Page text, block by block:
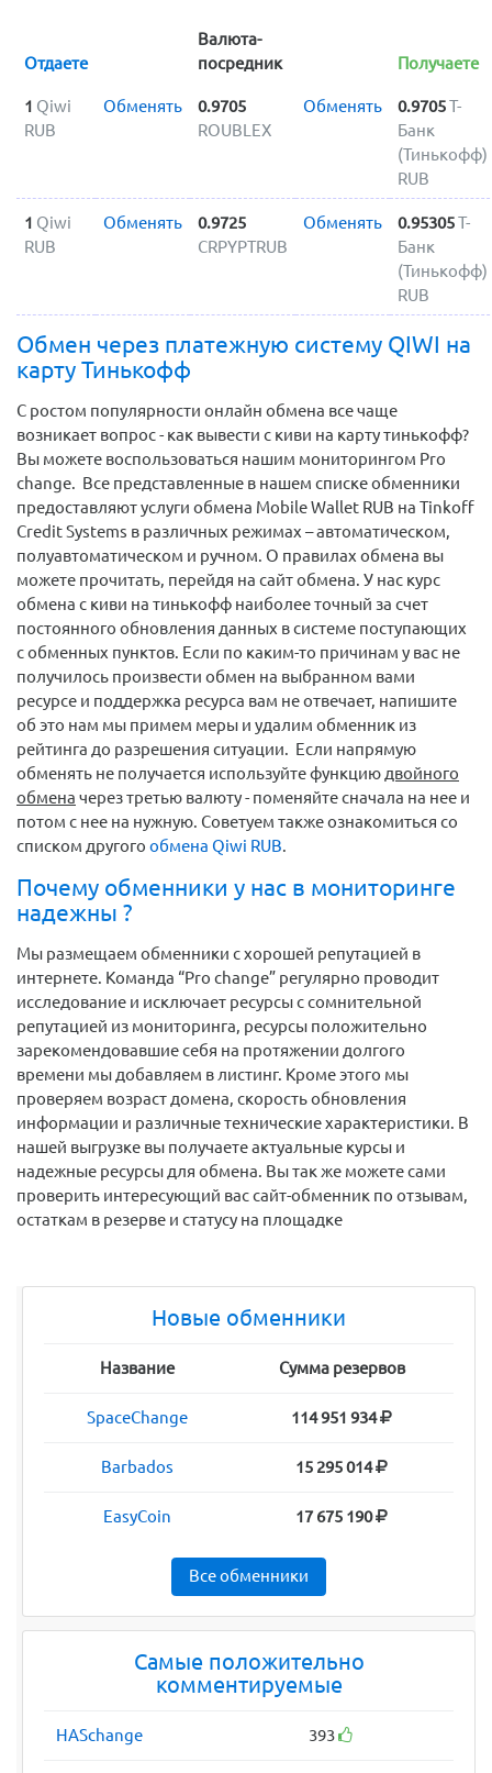
Отдаете
Валюта-
посредник
Получаете
1 Qiwi
RUB
Обменять
0.9705
ROUBLEX
Обменять 0.9705Т-
Банк
(Тинькофф)
RUB
1 Qiwi
RUB
Обменять
0.9725
CRPYPTRUB
Обменять 0.95305Т-
Банк
(Тинькофф)
RUB
Обмен через платежную систему QIWI на
карту Тинькофф
С ростом популярности онлайн обмена все чаще
возникает вопрос - как вывести с киви на карту тинькофф?
Вы можете воспользоваться нашим мониторингом Pro
change. Все представленные в нашем списке обменники
предоставляют услуги обмена Mobile Wallet RUB на Tinkoff
Credit Systems в различных режимах – автоматическом,
полуавтоматическом и ручном. О правилах обмена вы
можете прочитать, перейдя на сайт обмена. У нас курс
обмена с киви на тинькофф наиболее точный за счет
постоянного обновления данных в системе поступающих
с обменных пунктов. Если по каким-то причинам у вас не
получилось произвести обмен на выбранном вами
ресурсе и поддержка ресурса вам не отвечает, напишите
об это нам мы примем меры и удалим обменник из
рейтинга до разрешения ситуации. Если напрямую
обменять не получается используйте функциюдвойного
обмена через третью валюту - поменяйте сначала на нее и
потом с нее на нужную. Советуем также ознакомиться со
списком другого обмена Qiwi RUB.
Почему обменники у нас в мониторинге
надежны ?
Мы размещаем обменники с хорошей репутацией в
интернете. Команда “Pro change” регулярно проводит
исследование и исключает ресурсы с сомнительной
репутацией из мониторинга, ресурсы положительно
зарекомендовавшие себя на протяжении долгого
времени мы добавляем в листинг. Кроме этого мы
проверяем возраст домена, скорость обновления
информации и различные технические характеристики. В
нашей выгрузке вы получаете актуальные курсы и
надежные ресурсы для обмена. Вы так же можете сами
проверить интересующий вас сайт-обменник по отзывам,
остаткам в резерве и статусу на площадке
Новые обменники
Название Сумма резервов
SpaceChange 114 951 934
Barbados 15 295 014
EasyCoin 17 675 190
Все обменники
Самые положительно
комментируемые
HASchange 393